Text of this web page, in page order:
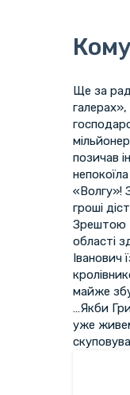
Ще за
позичав
«Волгу»!
гроші
Зрештою
області
Іванович
майже
…Якби
уже